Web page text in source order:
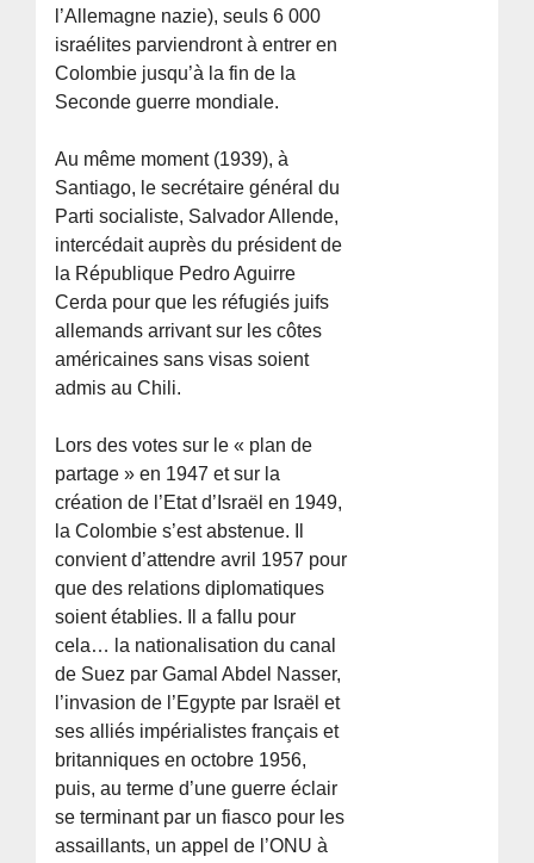
l’Allemagne nazie), seuls 6 000
israélites parviendront à entrer en
Colombie jusqu’à la fin de la
Seconde guerre mondiale.
Au même moment (1939), à
Santiago, le secrétaire général du
Parti socialiste, Salvador Allende,
intercédait auprès du président de
la République Pedro Aguirre
Cerda pour que les réfugiés juifs
allemands arrivant sur les côtes
américaines sans visas soient
admis au Chili.
Lors des votes sur le « plan de
partage » en 1947 et sur la
création de l’Etat d’Israël en 1949,
la Colombie s’est abstenue. Il
convient d’attendre avril 1957 pour
que des relations diplomatiques
soient établies. Il a fallu pour
cela… la nationalisation du canal
de Suez par Gamal Abdel Nasser,
l’invasion de l’Egypte par Israël et
ses alliés impérialistes français et
britanniques en octobre 1956,
puis, au terme d’une guerre éclair
se terminant par un fiasco pour les
assaillants, un appel de l’ONU à